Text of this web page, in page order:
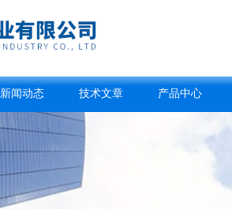
新闻动态 技术文章 产品中心